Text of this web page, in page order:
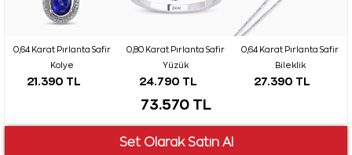
0,64 Karat Pırlanta Safir
Kolye
21.390 TL
0,80 Karat Pırlanta Safir
Yüzük
24.790 TL
0,64 Karat Pırlanta Safir
Bileklik
27.390 TL
73.570 TL